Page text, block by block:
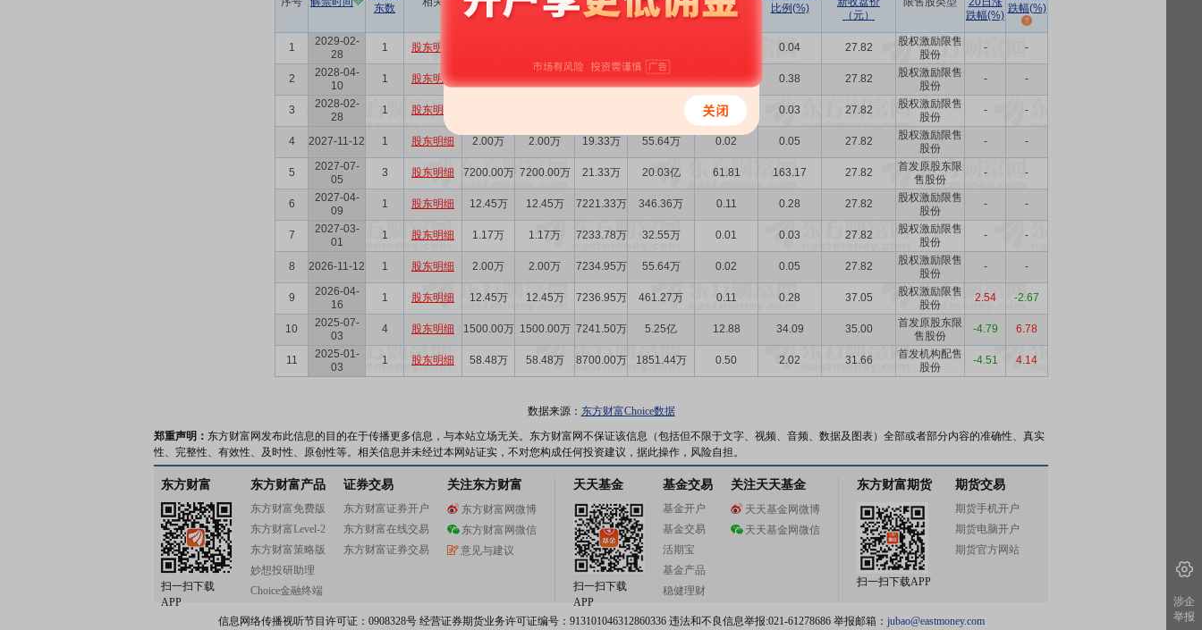
东数
量(股)
量(股)
(元)
例(%)
比例(%)
（元）
跌幅(%)
跌幅(%)
1
2029-02-
28
1 股东明细 0.04 27.82
股权激励限售
股份
- -
2
2028-04-
10
1 股东明细 16.60万 16.60万 1.56万 461.81万 0.14 0.38 27.82
股权激励限售
股份
- -
3
2028-02-
28
1 股东明细 0.01 0.03 27.82
股权激励限售
股份
- -
4 2027-11-12 1 股东明细 2.00万 2.00万 19.33万 55.64万 0.02 0.05 27.82
股权激励限售
股份
- -
5
2027-07-
05
3 股东明细 7200.00万 7200.00万 21.33万 20.03亿 61.81 163.17 27.82
首发原股东限
售股份
- -
6
2027-04-
09
1 股东明细 12.45万 12.45万 7221.33万 346.36万 0.11 0.28 27.82
股权激励限售
股份
- -
7
2027-03-
01
1 股东明细 1.17万 1.17万 7233.78万 32.55万 0.01 0.03 27.82
股权激励限售
股份
- -
8 2026-11-12 1 股东明细 2.00万 2.00万 7234.95万 55.64万 0.02 0.05 27.82
股权激励限售
股份
- -
9
2026-04-
16
1 股东明细 12.45万 12.45万 7236.95万 461.27万 0.11 0.28 37.05
股权激励限售
股份
2.54 -2.67
10
2025-07-
03
4 股东明细 1500.00万 1500.00万 7241.50万 5.25亿 12.88 34.09 35.00
首发原股东限
售股份
-4.79 6.78
11
2025-01-
03
1 股东明细 58.48万 58.48万 8700.00万 1851.44万 0.50 2.02 31.66
首发机构配售
股份
-4.51 4.14
数据来源： 东方财富Choice数据
郑重声明： 东方财富网发布此信息的目的在于传播更多信息，与本站立场无关。东方财富网不保证该信息（包括但不限于文字、视频、音频、数据及图表）全部或者部分内容的准确性、真实
性、完整性、有效性、及时性、原创性等。相关信息并未经过本网站证实，不对您构成任何投资建议，据此操作，风险自担。
东方财富
扫一扫下载
APP
东方财富产品
东方财富免费版
东方财富Level-2
东方财富策略版
妙想投研助理
Choice金融终端
证券交易
东方财富证券开户
东方财富在线交易
东方财富证券交易
关注东方财富
东方财富网微博
东方财富网微信
意见与建议
天天基金
扫一扫下载
APP
基金交易
基金开户
基金交易
活期宝
基金产品
稳健理财
关注天天基金
天天基金网微博
天天基金网微信
东方财富期货
扫一扫下载APP
期货交易
期货手机开户
期货电脑开户
期货官方网站
信息网络传播视听节目许可证：0908328号 经营证券期货业务许可证编号：913101046312860336 违法和不良信息举报:021-61278686 举报邮箱： jubao@eastmoney.com
涉企
举报